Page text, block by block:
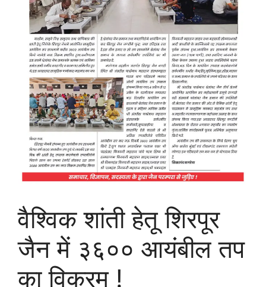
वैश्विक शांती हेतू शिरपूर
जैन में ३६०० आयंबील तप
का विक्रम !